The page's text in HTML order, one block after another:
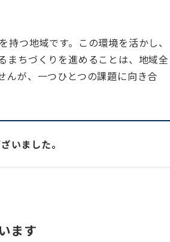
つ地域です。この環境を活かし、
まちづくりを進めることは、地域全
んが、一つひとつの課題に向き合
いました。
ます